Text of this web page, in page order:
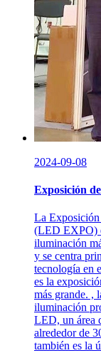
2024-09-08
Exposición
La
(LED EXPO)
iluminación
y se centra
tecnología en
es la
más grande. ,
iluminación
LED, un área
alrededor de
también es la